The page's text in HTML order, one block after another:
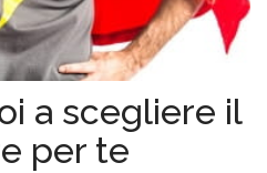
a scegliere il
per te